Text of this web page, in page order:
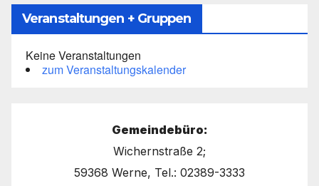
Veranstaltungen + Gruppen
Keine Veranstaltungen
zum Veranstaltungskalender
Gemeindebüro:
Wichernstraße 2;
59368 Werne, Tel.: 02389-3333